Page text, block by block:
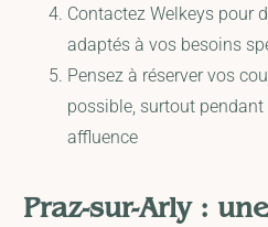
Contactez Welkeys pour
adaptés à vos besoins
Pensez à réserver vos
possible, surtout
affluence
Praz-sur-Arly :